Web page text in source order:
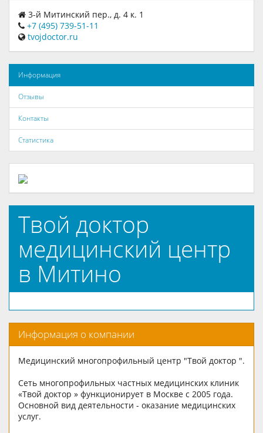
3-й Митинский пер., д. 4 к. 1
+7 (495) 739-51-11
tvojdoctor.ru
Информация
Отзывы
Контакты
Статистика
Твой доктор
медицинский центр
в Митино
Информация о компании
Медицинский многопрофильный центр "Твой доктор ".
Сеть многопрофильных частных медицинских клиник
«Твой доктор » функционирует в Москве с 2005 года.
Основной вид деятельности - оказание медицинских
услуг.